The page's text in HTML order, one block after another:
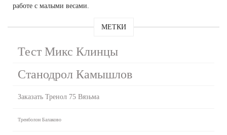
работе с малыми весами.
МЕТКИ
Тест Микс Клинцы
Станодрол Камышлов
Заказать Тренол 75 Вязьма
Тренболон Балаково